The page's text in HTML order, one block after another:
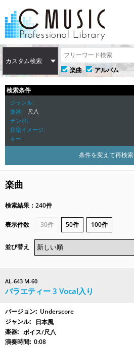
カスタム検索
楽曲
アルバム
検索条件
ジャンル
楽器
尺八
テンポ
音楽イメージ
キー
条件を変えて再検索
楽曲
検索結果：240件
表示件数 30件 50件 100件
並び替え
AL-643 M-60
バラエティー 3 Vocal入り
Underscore
日本風
ボイス/尺八
0:08